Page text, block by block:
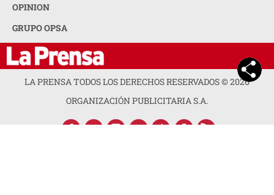
OPINION
GRUPO OPSA
LA PRENSA TODOS LOS DERECHOS RESERVADOS ©2026
ORGANIZACIÓN PUBLICITARIA S.A.